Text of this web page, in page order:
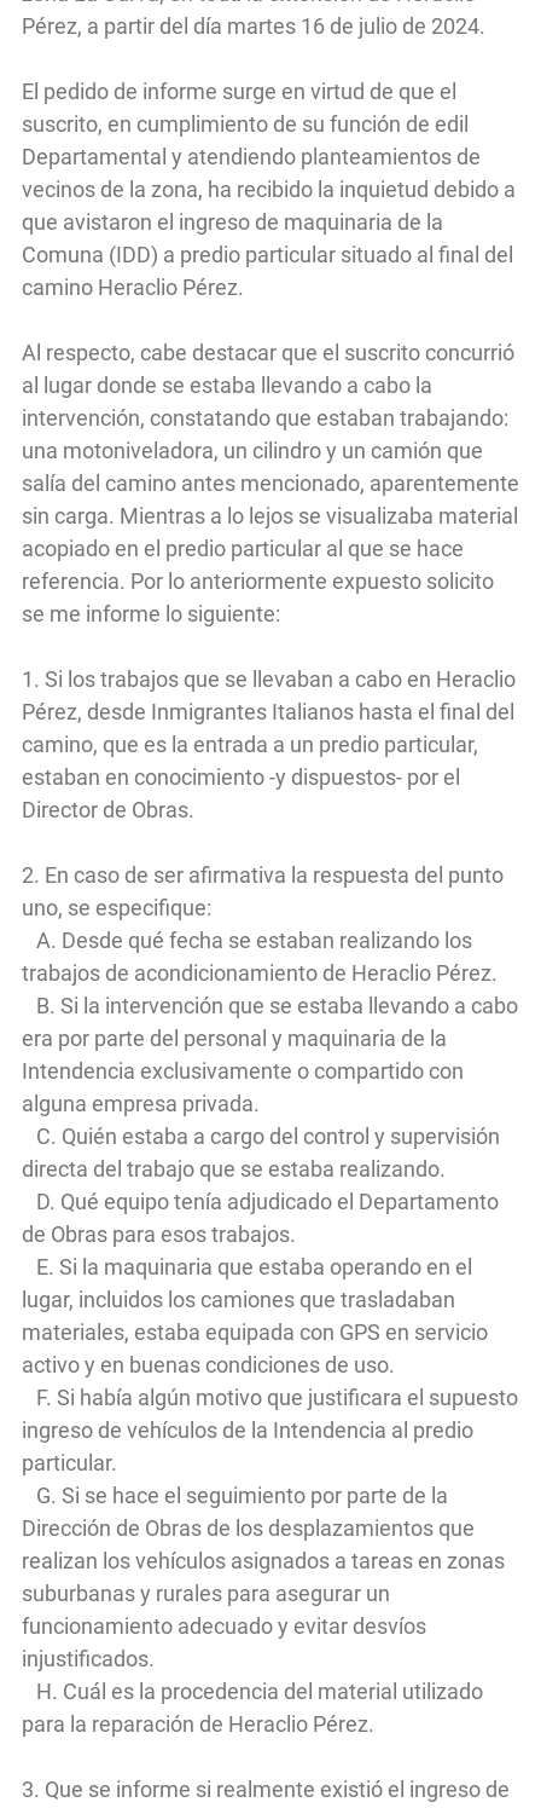
Pérez, a partir del día martes 16 de julio de 2024.
El pedido de informe surge en virtud de que el
suscrito, en cumplimiento de su función de edil
Departamental y atendiendo planteamientos de
vecinos de la zona, ha recibido la inquietud debido a
que avistaron el ingreso de maquinaria de la
Comuna (IDD) a predio particular situado al final del
camino Heraclio Pérez.
Al respecto, cabe destacar que el suscrito concurrió
al lugar donde se estaba llevando a cabo la
intervención, constatando que estaban trabajando:
una motoniveladora, un cilindro y un camión que
salía del camino antes mencionado, aparentemente
sin carga. Mientras a lo lejos se visualizaba material
acopiado en el predio particular al que se hace
referencia. Por lo anteriormente expuesto solicito
se me informe lo siguiente:
1. Si los trabajos que se llevaban a cabo en Heraclio
Pérez, desde Inmigrantes Italianos hasta el final del
camino, que es la entrada a un predio particular,
estaban en conocimiento -y dispuestos- por el
Director de Obras.
2. En caso de ser afirmativa la respuesta del punto
uno, se especifique:
A. Desde qué fecha se estaban realizando los
trabajos de acondicionamiento de Heraclio Pérez.
B. Si la intervención que se estaba llevando a cabo
era por parte del personal y maquinaria de la
Intendencia exclusivamente o compartido con
alguna empresa privada.
C. Quién estaba a cargo del control y supervisión
directa del trabajo que se estaba realizando.
D. Qué equipo tenía adjudicado el Departamento
de Obras para esos trabajos.
E. Si la maquinaria que estaba operando en el
lugar, incluidos los camiones que trasladaban
materiales, estaba equipada con GPS en servicio
activo y en buenas condiciones de uso.
F. Si había algún motivo que justificara el supuesto
ingreso de vehículos de la Intendencia al predio
particular.
G. Si se hace el seguimiento por parte de la
Dirección de Obras de los desplazamientos que
realizan los vehículos asignados a tareas en zonas
suburbanas y rurales para asegurar un
funcionamiento adecuado y evitar desvíos
injustificados.
H. Cuál es la procedencia del material utilizado
para la reparación de Heraclio Pérez.
3. Que se informe si realmente existió el ingreso de